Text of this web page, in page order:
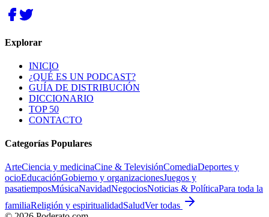
Explorar
INICIO
¿QUÉ ES UN PODCAST?
GUÍA DE DISTRIBUCIÓN
DICCIONARIO
TOP 50
CONTACTO
Categorías Populares
ArteCiencia y medicinaCine & TelevisiónComediaDeportes y
ocioEducaciónGobierno y organizacionesJuegos y
pasatiemposMúsicaNavidadNegociosNoticias & PolíticaPara toda la
familiaReligión y espiritualidadSaludVer todas